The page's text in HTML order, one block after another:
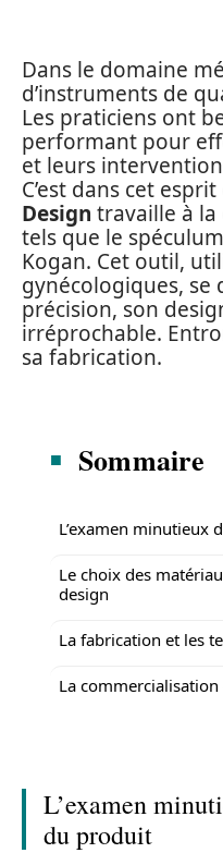
Dans le domaine
d’instruments de
Les praticiens ont
performant pour
et leurs
C’est dans cet
Design travaille à
tels que le
Kogan. Cet outil,
gynécologiques, se
précision, son
irréprochable.
sa fabrication.
Sommaire
L’examen minutieux
Le choix des
design
La fabrication et les
La
L’examen
du produit